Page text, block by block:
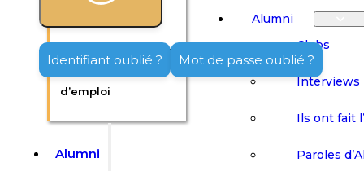
Aide à la recherche
d’emploi
Alumni
Alumni
Clubs
Interviews
Ils ont fait
Paroles
Identifiant oublié ? Mot de passe oublié ?